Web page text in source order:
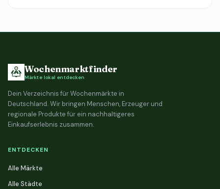
Wochenmarktfinder
Märkte lokal entdecken
Dein Verzeichnis für Wochenmärkte in
Deutschland. Wir bringen Menschen, Erzeuger und
regionale Produkte für ein nachhaltigeres
Einkaufserlebnis zusammen.
ENTDECKEN
Alle Märkte
Alle Städte